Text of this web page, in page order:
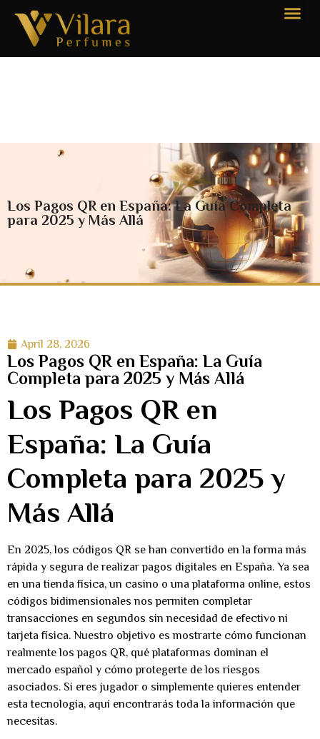
Los Pagos QR en España: La Guía Completa
para 2025 y Más Allá
April 28, 2026
Los Pagos QR en España: La Guía
Completa para 2025 y Más Allá
Los Pagos QR en
España: La Guía
Completa para 2025 y
Más Allá
En 2025, los códigos QR se han convertido en la forma más
rápida y segura de realizar pagos digitales en España. Ya sea
en una tienda física, un casino o una plataforma online, estos
códigos bidimensionales nos permiten completar
transacciones en segundos sin necesidad de efectivo ni
tarjeta física. Nuestro objetivo es mostrarte cómo funcionan
realmente los pagos QR, qué plataformas dominan el
mercado español y cómo protegerte de los riesgos
asociados. Si eres jugador o simplemente quieres entender
esta tecnología, aquí encontrarás toda la información que
necesitas.